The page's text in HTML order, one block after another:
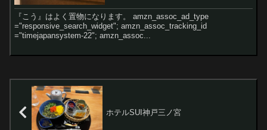
『こう』はよく置物になります。 amzn_assoc_ad_type
="responsive_search_widget"; amzn_assoc_tracking_id
="timejapansystem-22"; amzn_assoc...
ホテルSUI神戸三ノ宮